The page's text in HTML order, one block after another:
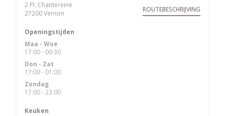
2 Pl. Chantereine
27200 Vernon ((opent in een nieuw venster))ROUTEBESCHRIJVING
Openingstijden
Maa - Woe
17:00 - 00:30
Don - Zat
17:00 - 01:00
Zondag
17:00 - 23:00
Keuken